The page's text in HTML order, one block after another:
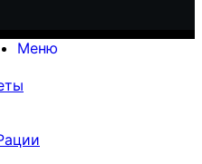
Меню